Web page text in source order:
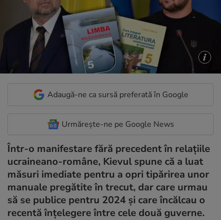
Adaugă-ne ca sursă preferată în Google
Urmărește-ne pe Google News
Într-o manifestare fără precedent în relațiile
ucraineano-române, Kievul spune că a luat
măsuri imediate pentru a opri tipărirea unor
manuale pregătite în trecut, dar care urmau
să se publice pentru 2024 și care încălcau o
recentă înțelegere între cele două guverne.